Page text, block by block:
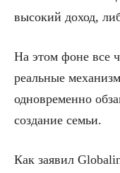
высокий доход,
На этом фоне все
реальные
одновременно
создание семьи.
Как заявил